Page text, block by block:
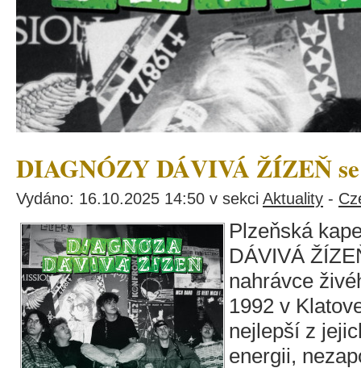
DIAGNÓZY DÁVIVÁ ŽÍZEŇ
Vydáno: 16.10.2025 14:50 v sekci Aktuality -
Plzeňská
DÁVIVÁ
nahrávce
1992 v
nejlepší z
energii,